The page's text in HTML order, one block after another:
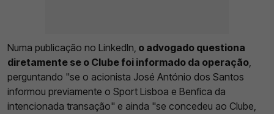
Numa publicação no LinkedIn, o advogado questiona
diretamente se o Clube foi informado da operação,
perguntando "se o acionista José António dos Santos
informou previamente o Sport Lisboa e Benfica da
intencionada transação" e ainda "se concedeu ao Clube,